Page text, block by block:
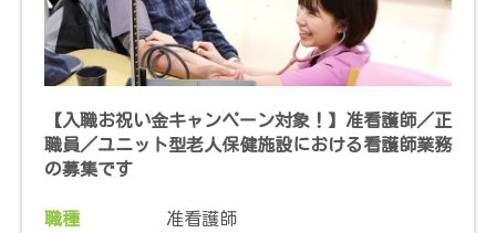
【入職お祝い金キャンペーン対象！】准看護師／正
職員／ユニット型老人保健施設における看護師業務
の募集です
職種
准看護師